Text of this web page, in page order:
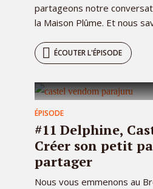
partageons notre
la Maison Plûme. Et nous
ÉCOUTER L'ÉPISODE
ÉPISODE
#11 Delphine,
Créer son petit
partager
Nous vous emmenons au